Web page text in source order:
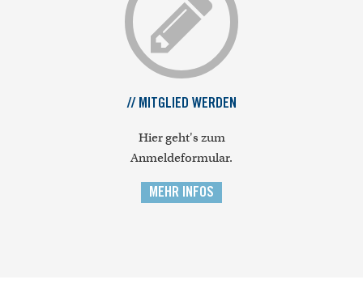
// MITGLIED WERDEN
Hier geht's zum
Anmeldeformular.
MEHR INFOS